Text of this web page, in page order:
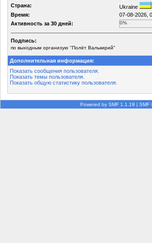
Страна:
Ukraine
Время:
07-08-2026,
Активность за 30 дней:
0%
Подпись:
по выходным организую "Полёт Валькирий"
Дополнительная информация:
Показать сообщения пользователя.
Показать темы пользователя.
Показать общую статистику пользователя.
Powered by SMF 1.1.19 | SMF